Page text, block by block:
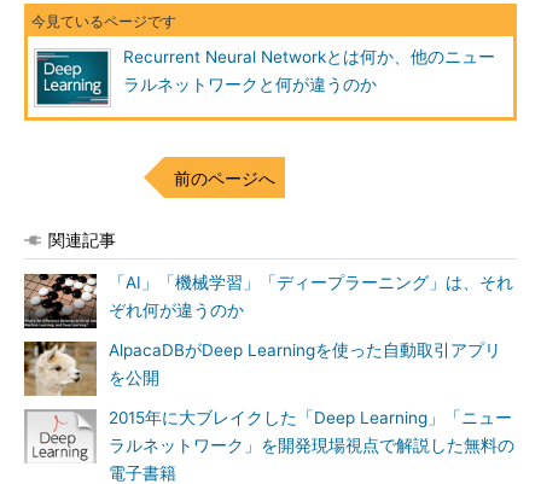
Recurrent Neural Networkとは何か、他のニュー
ラルネットワークと何が違うのか
前のページへ
関連記事
「AI」「機械学習」「ディープラーニング」は、それ
ぞれ何が違うのか
AlpacaDBがDeep Learningを使った自動取引アプリ
を公開
2015年に大ブレイクした「Deep Learning」「ニュー
ラルネットワーク」を開発現場視点で解説した無料の
電子書籍